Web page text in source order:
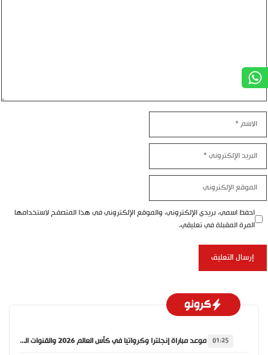
احفظ اسمي، بريدي الإلكتروني، والموقع الإلكتروني في هذا المتصفح لاستخدامها
المرة المقبلة في تعليقي.
كرونو
01:25 موعد مباراة إنجلترا وكرواتيا في كأس العالم 2026 والقنوات الناقلة